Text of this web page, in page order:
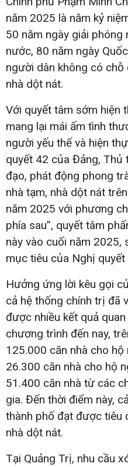
năm 2025 là năm kỷ
50 năm ngày giải phóng
nước, 80 năm ngày
người dân không có
nhà dột nát.
Với quyết tâm sớm hiện
mang lại mái ấm tình
người yếu thế và hiện
quyết 42 của Đảng,
đạo, phát động phong
nhà tạm, nhà dột nát
năm 2025 với phương
phía sau”, quyết tâm
này vào cuối năm 2025,
mục tiêu của Nghị quyết
Hưởng ứng lời kêu gọi
cả hệ thống chính trị đã
được nhiều kết quả
chương trình đến nay,
125.000 căn nhà cho hộ
26.300 căn nhà cho hộ
51.400 căn nhà từ các
gia. Đến thời điểm này,
thành phố đạt được tiêu
nhà dột nát.
Tại Quảng Trị, nhu cầu